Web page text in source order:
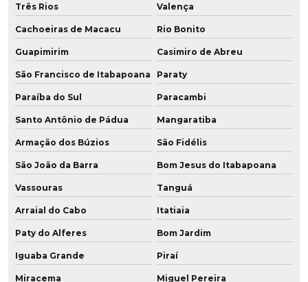
Fábrica de poliuretano no brasil
Fábrica de poliuretano em sp
Fábrica de roda de grafeno para empilhadeira
Fabricação de chapa de poliuretano
Fabricação de chapa de pu
Fabricação de peças em poliuretano
Fabricação de peças em pu
Fabricação de placa de poliuretano
Fabricação de poliuretano
Três Rios Valença
Cachoeiras de Macacu Rio Bonito
Guapimirim Casimiro de Abreu
São Francisco de Itabapoana Paraty
Paraíba do Sul Paracambi
Santo Antônio de Pádua Mangaratiba
Armação dos Búzios São Fidélis
São João da Barra Bom Jesus do Itabapoana
Vassouras Tanguá
Arraial do Cabo Itatiaia
Paty do Alferes Bom Jardim
Iguaba Grande Piraí
Miracema Miguel Pereira